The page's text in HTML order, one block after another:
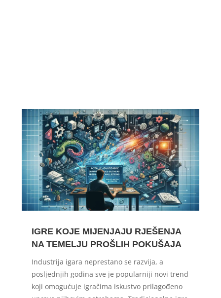
IGRE KOJE MIJENJAJU RJEŠENJA
NA TEMELJU PROŠLIH POKUŠAJA
Industrija igara neprestano se razvija, a
posljednjih godina sve je popularniji novi trend
koji omogućuje igračima iskustvo prilagođeno